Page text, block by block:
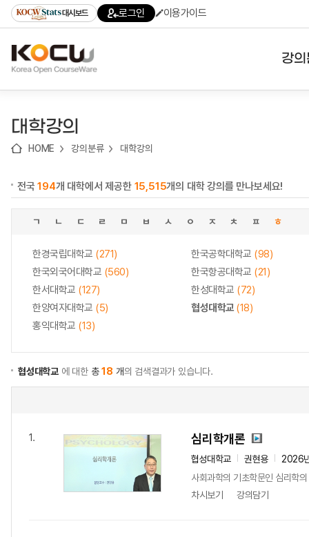
기
기
기
content)
가
대시보드 로그인 이용가이드
강
대학강의
HOME 강의분류 대학강의
전국194개 대학에서 제공한 15,515개의 대학 강의를 만나보세요!
ㄱ ㄴ ㄷ ㄹ ㅁ ㅂ ㅅ ㅇ ㅈ ㅊ ㅍ ㅎ
한경국립대학교 (271) 한국공학대학교 (98)
한국외국어대학교 (560) 한국항공대학교 (21)
한서대학교 (127) 한성대학교 (72)
한양여자대학교 (5) 협성대학교(18)
홍익대학교 (13)
협성대학교 에 대한 총18 개의 검색결과가 있습니다.
1. 심리학개론
협성대학교 권현용
2026
사회과학의 기초학문인 심리학
차시보기
강의담기